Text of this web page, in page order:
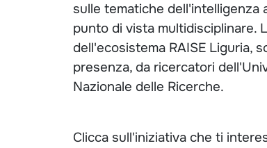
sulle tematiche dell'intelligenza
punto di vista multidisciplinare.
dell'ecosistema RAISE Liguria,
presenza, da ricercatori
Nazionale delle Ricerche.
Clicca sull'iniziativa che ti